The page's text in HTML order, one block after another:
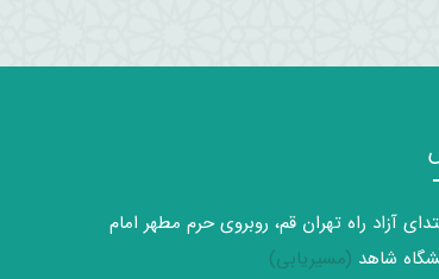
آزاد راه تهران قم، روبروی حرم مطهر امام
شاهد (مسیریابی)